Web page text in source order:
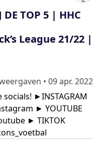
DE TOP 5 | HHC
League 21/22 |
• 09 apr. 2022
►INSTAGRAM
► YOUTUBE
► TIKTOK